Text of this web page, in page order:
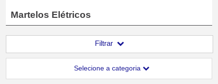
Martelos Elétricos
Filtrar
Selecione a categoria